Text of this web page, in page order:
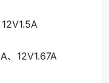
、12V1.67A